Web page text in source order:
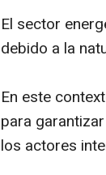
El sector
debido a la
En este
para
los actores